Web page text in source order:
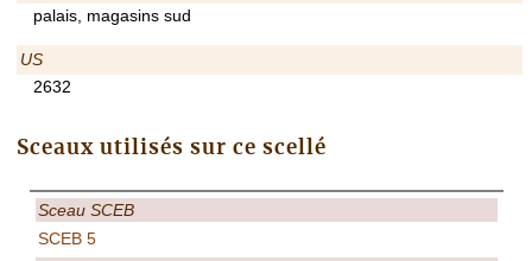
palais, magasins sud
US
2632
Sceaux utilisés sur ce scellé
Sceau SCEB
SCEB 5